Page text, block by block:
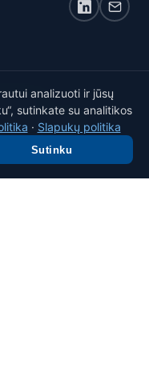
įrangos
analizuoti ir jūsų
sutinkate su analitikos
· Slapukų politika
Sutinku